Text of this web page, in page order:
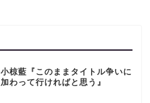
小椋藍『このままタイトル争いに
加わって行ければと思う』